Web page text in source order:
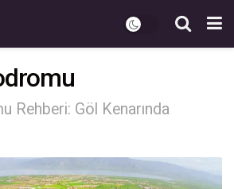
Rehberi: Göl Kenarında